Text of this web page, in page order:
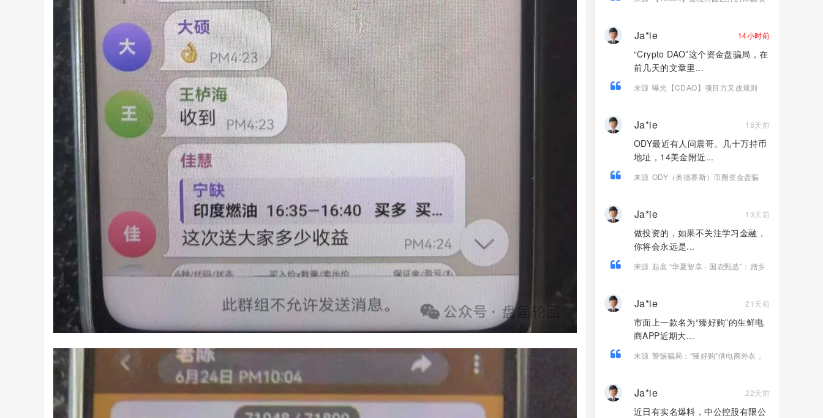
Ja*ie 14小时前
“Crypto DAO”这个资金盘骗局，在
前几天的文章里...
来源 曝光【CDAO】项目方又改规则
Ja*ie 18天前
ODY最近有人问震哥。几十万持币
地址，14美金附近...
来源 ODY（奥德赛斯）币圈资金盘骗
Ja*ie 13天前
做投资的，如果不关注学习金融，
你将会永远是...
来源 起底 “华夏智享 - 国农甄选”：蹭乡
Ja*ie 21天前
市面上一款名为“臻好购”的生鲜电
商APP近期大...
来源 警惕骗局：“臻好购”借电商外衣，
Ja*ie 22天前
近日有实名爆料，中公控股有限公